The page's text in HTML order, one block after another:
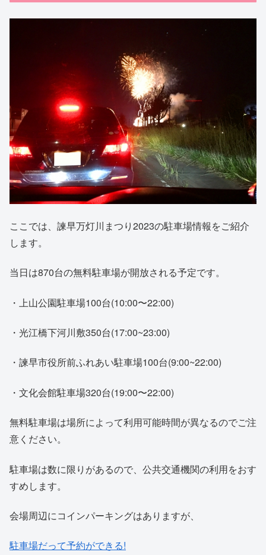
ここでは、諫早万灯川まつり2023の駐車場情報をご紹介
します。
当日は870台の無料駐車場が開放される予定です。
・上山公園駐車場100台(10:00〜22:00)
・光江橋下河川敷350台(17:00~23:00)
・諫早市役所前ふれあい駐車場100台(9:00~22:00)
・文化会館駐車場320台(19:00〜22:00)
無料駐車場は場所によって利用可能時間が異なるのでご注
意ください。
駐車場は数に限りがあるので、公共交通機関の利用をおす
すめします。
会場周辺にコインパーキングはありますが、
駐車場だって予約ができる!